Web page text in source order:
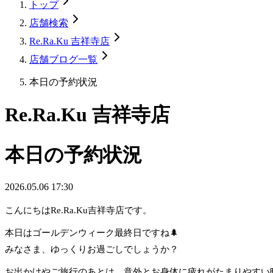
トップ
店舗検索
Re.Ra.Ku 吉祥寺店
店舗ブログ一覧
本日の予約状況
Re.Ra.Ku 吉祥寺店
本日の予約状況
2026.05.06 17:30
こんにちはRe.Ra.Ku吉祥寺店です。
本日はゴールデンウィーク最終日ですね🌲
みなさま、ゆっくりお過ごしでしょうか？